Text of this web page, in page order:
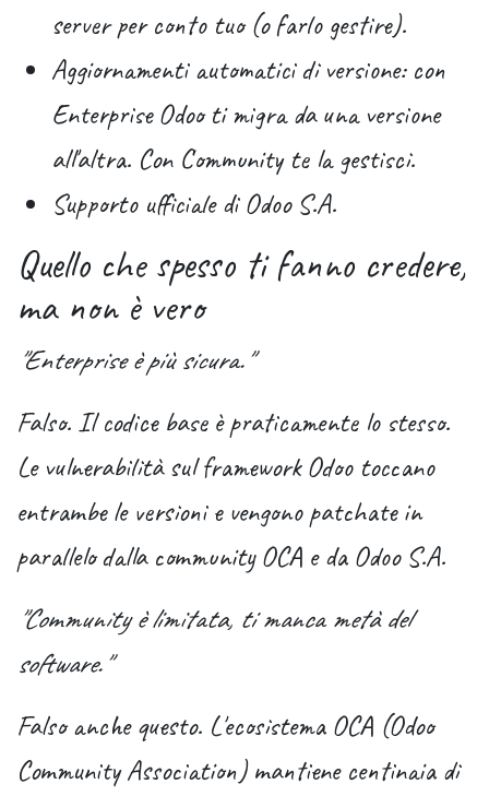
server per conto tuo (o farlo gestire).
Aggiornamenti automatici di versione: con
Enterprise Odoo ti migra da una versione
all'altra. Con Community te la gestisci.
Supporto ufficiale di Odoo S.A.
Quello che spesso ti fanno credere,
ma non è vero
"Enterprise è più sicura."
Falso. Il codice base è praticamente lo stesso.
Le vulnerabilità sul framework Odoo toccano
entrambe le versioni e vengono patchate in
parallelo dalla community OCA e da Odoo S.A.
"Community è limitata, ti manca metà del
software."
Falso anche questo. L'ecosistema OCA (Odoo
Community Association) mantiene centinaia di